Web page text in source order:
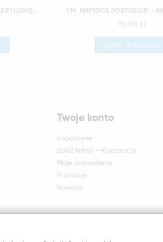
YM. NAPERCE POSTERIOR - AKRYLOWE ZĘBY SZTUCZNE - B2-M30G Szybki podgląd
10,00 zł
Dodaj do koszyka
Twoje konto
Logowanie
Załóż konto - Rejestracja
Moje zamówienia
Promocje
Nowości